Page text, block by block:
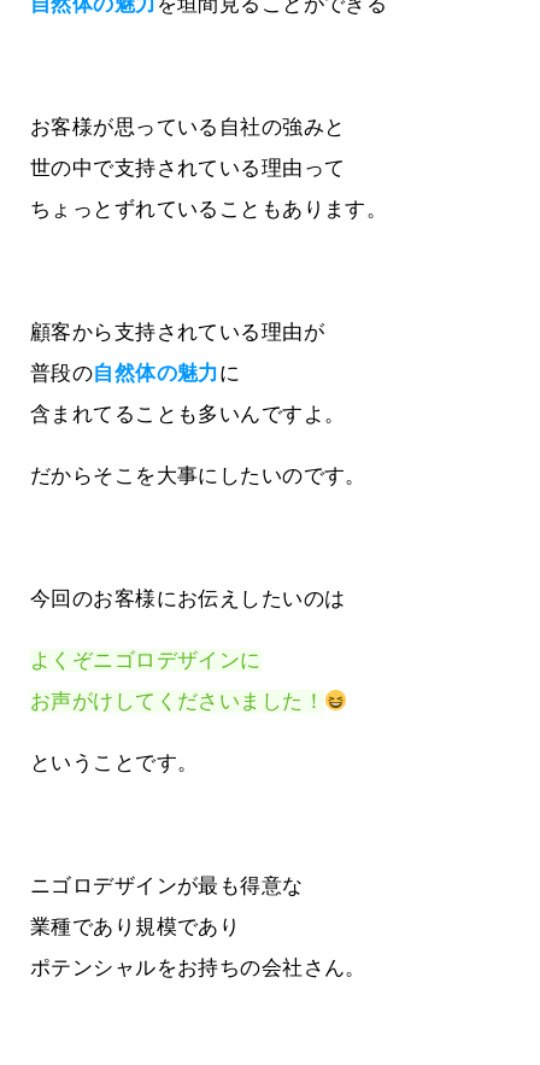
お客様が思っている自社の強みと
世の中で支持されている理由って
ちょっとずれていることもあります。
顧客から支持されている理由が
普段の自然体の魅力に
含まれてることも多いんですよ。
だからそこを大事にしたいのです。
今回のお客様にお伝えしたいのは
よくぞニゴロデザインに
お声がけしてくださいました！
ということです。
ニゴロデザインが最も得意な
業種であり規模であり
ポテンシャルをお持ちの会社さん。